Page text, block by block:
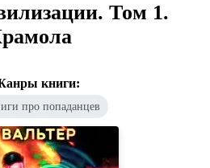
Том 1.
книги:
про попаданцев